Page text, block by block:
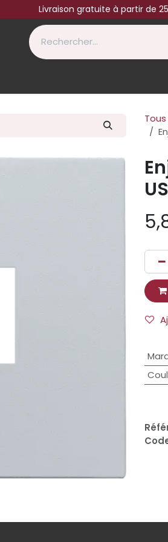
Livraison gratuite à partir de